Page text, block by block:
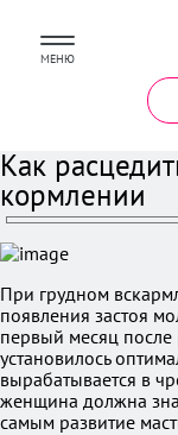
МЕНЮ
Как
кормлении
При грудном
появления застоя
первый месяц
установилось
вырабатывается в
женщина должна
самым развитие